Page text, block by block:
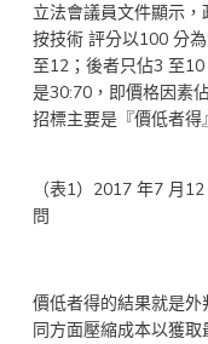
立法會議員文件顯示
按技術 評分以100 分
至12；後者只佔3 至
是30:70，即價格因素
招標主要是『價低者得
（表1）2017 年7 月
問
價低者得的結果就是
同方面壓縮成本以獲